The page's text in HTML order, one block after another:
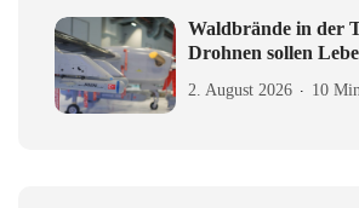
Waldbrände in der
Drohnen sollen
2. August 2026 10